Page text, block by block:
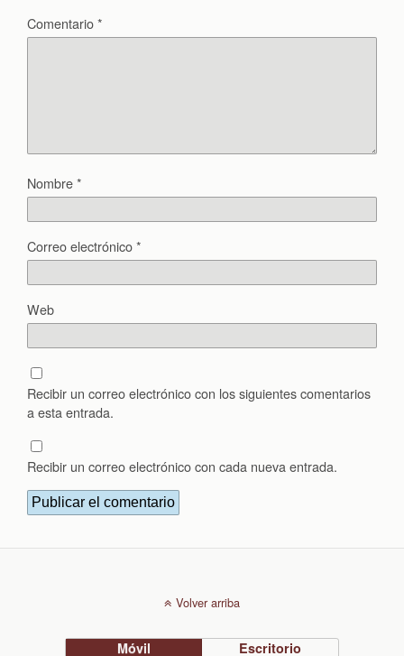
Comentario*
Nombre*
Correo electrónico*
Web
Recibir un correo electrónico con los siguientes comentarios
a esta entrada.
Recibir un correo electrónico con cada nueva entrada.
Volver arriba
Móvil Escritorio